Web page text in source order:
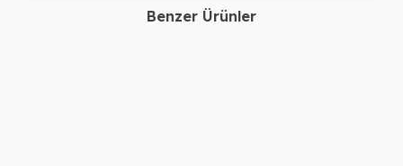
Benzer Ürünler